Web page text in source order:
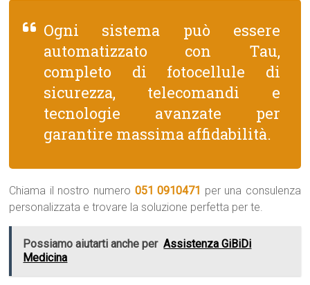
Ogni sistema può essere
automatizzato con Tau,
completo di fotocellule di
sicurezza, telecomandi e
tecnologie avanzate per
garantire massima affidabilità.
Chiama il nostro numero 051 0910471 per una consulenza
personalizzata e trovare la soluzione perfetta per te.
Possiamo aiutarti anche per Assistenza GiBiDi
Medicina